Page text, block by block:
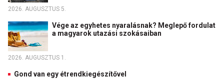
2026. AUGUSZTUS 5.
Vége az egyhetes nyaralásnak? Meglepő fordulat
a magyarok utazási szokásaiban
2026. AUGUSZTUS 1.
Gond van egy étrendkiegészítővel